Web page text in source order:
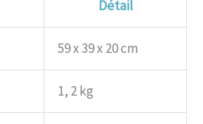
Détail
59 x 39 x 20 cm
1, 2 kg